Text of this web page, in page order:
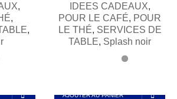
,
,
,
IDEES CADEAUX,
POUR LE CAFÉ, POUR
LE THÉ, SERVICES DE
TABLE, Splash noir
AJOUTER AU PANIER